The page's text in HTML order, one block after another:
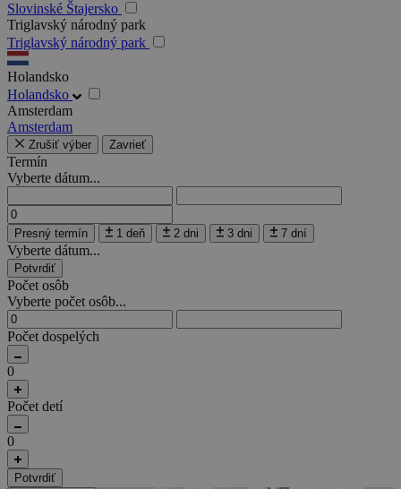
Slovinské Štajersko
Triglavský národný park
Triglavský národný park
Holandsko
Holandsko
Amsterdam
Amsterdam
Zrušiť výber Zavrieť
Termín
Vyberte dátum...
Presný termín 1 deň 2 dni 3 dni 7 dní
Vyberte dátum...
Potvrdiť
Počet osôb
Vyberte počet osôb...
Počet dospelých
0
Počet detí
0
Potvrdiť